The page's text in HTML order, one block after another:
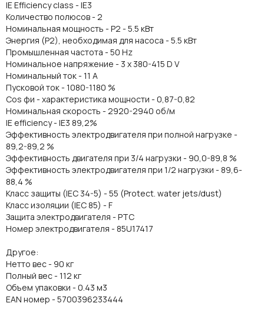
IE Efficiency class - IE3
Количество полюсов - 2
Номинальная мощность - P2 - 5.5 кВт
Энергия (Р2), необходимая для насоса - 5.5 кВт
Промышленная частота - 50 Hz
Номинальное напряжение - 3 x 380-415 D V
Номинальный ток - 11 A
Пусковой ток - 1080-1180 %
Cos фи - характеристика мощности - 0,87-0,82
Номинальная скорость - 2920-2940 об/м
IE efficiency - IE3 89,2%
Эффективность электродвигателя при полной нагрузке -
89,2-89,2 %
Эффективность двигателя при 3/4 нагрузки - 90,0-89,8 %
Эффективность электродвигателя при 1/2 нагрузки - 89,6-
88,4 %
Класс защиты (IEC 34-5) - 55 (Protect. water jets/dust)
Класс изоляции (IEC 85) - F
Защита электродвигателя - PTC
Номер электродвигателя - 85U17417
Другое:
Нетто вес - 90 кг
Полный вес - 112 кг
Объем упаковки - 0.43 м3
EAN номер - 5700396233444